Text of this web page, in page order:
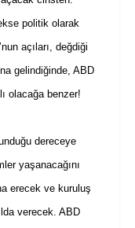
politik olarak
açıları, değdiği
gelindiğinde, ABD
olacağa benzer!
dereceye
yaşanacağını
erecek ve kuruluş
verecek. ABD